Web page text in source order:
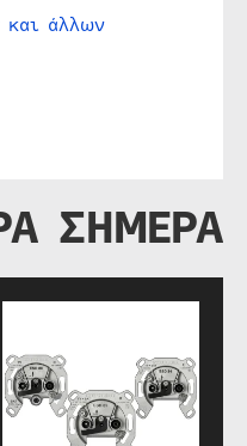
και άλλων
ΣΗΜΕΡΑ